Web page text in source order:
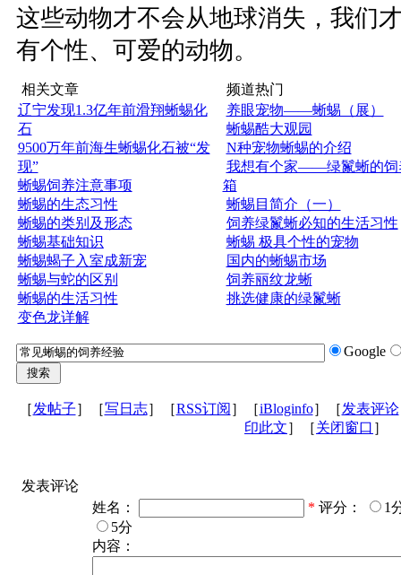
这些动物才不会从地球消失，我们
有个性、可爱的动物。
相关文章
辽宁发现1.3亿年前滑翔蜥蜴化
石
9500万年前海生蜥蜴化石被“发
现”
蜥蜴饲养注意事项
蜥蜴的生态习性
蜥蜴的类别及形态
蜥蜴基础知识
蜥蜴蝎子入室成新宠
蜥蜴与蛇的区别
蜥蜴的生活习性
变色龙详解
频道热门
养眼宠物——蜥蜴（展）
蜥蜴酷大观园
N种宠物蜥蜴的介绍
我想有个家——绿鬣蜥的饲
箱
蜥蜴目简介（一）
饲养绿鬣蜥必知的生活习性
蜥蜴 极具个性的宠物
国内的蜥蜴市场
饲养丽纹龙蜥
挑选健康的绿鬣蜥
Google
［发帖子］［写日志］［RSS订阅 ］［iBloginfo］［发表评论
印此文］［关闭窗口 ］
发表评论
姓名：
* 评分：
1
5分
内容：